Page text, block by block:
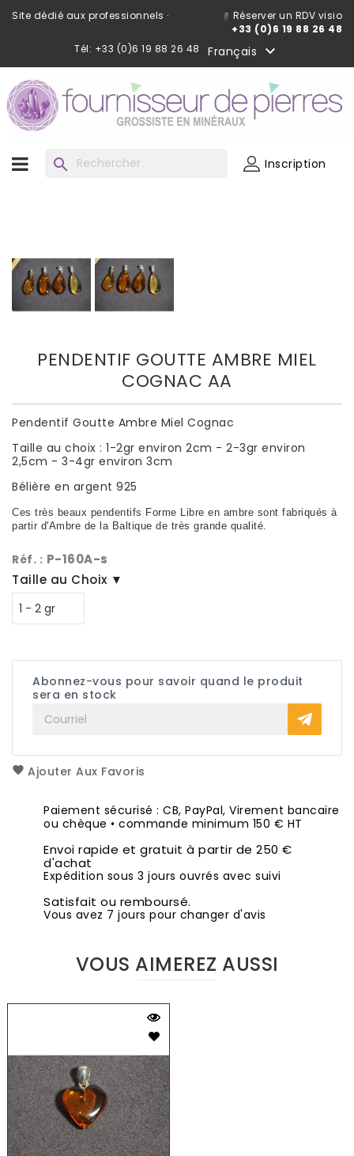
Site dédié aux professionnels ·
Réserver un RDV visio
+33 (0)6 19 88 26 48
Tél: +33 (0)6 19 88 26 48
Français 
search Inscription
PENDENTIF GOUTTE AMBRE MIEL
COGNAC AA
Pendentif Goutte Ambre Miel Cognac
Taille au choix : 1-2gr environ 2cm - 2-3gr environ
2,5cm - 3-4gr environ 3cm
Bélière en argent 925
Ces très beaux pendentifs Forme Libre en ambre sont fabriqués à
partir d'Ambre de la Baltique de très grande qualité.
Réf. : P-160A-s
Taille au Choix ▼
Abonnez-vous pour savoir quand le produit
sera en stock
Ajouter Aux Favoris
Paiement sécurisé : CB, PayPal, Virement bancaire
ou chèque • commande minimum 150 € HT
Envoi rapide et gratuit à partir de 250 €
d'achat
Expédition sous 3 jours ouvrés avec suivi
Satisfait ou remboursé.
Vous avez 7 jours pour changer d'avis
VOUS AIMEREZ AUSSI